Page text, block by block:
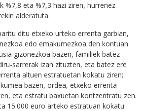
%7,8 eta %7,3 hazi ziren, hurrenez
alderatuta.
ditu etxeko urteko errenta garbian,
edo emakumezkoa den kontuan
gizonezkoa bazen, familiek batez
sarrerak izan zituzten, eta batez ere
altuen estratuetan kokatu ziren;
bazen, ordea, etxeko errenta
eta estratu baxuetan kontzentratu zen.
15.000 euro arteko estratuan kokatu